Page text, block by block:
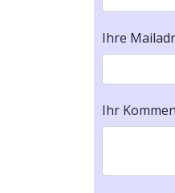
Ihre
Ihr